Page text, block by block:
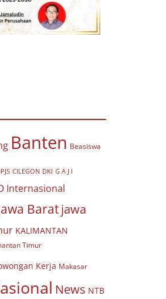
Banten Beasiswa
CILEGON DKI G A J I
Internasional
Baratjawa
KALIMANTAN
Timur
Kerja Makasar
News NTB